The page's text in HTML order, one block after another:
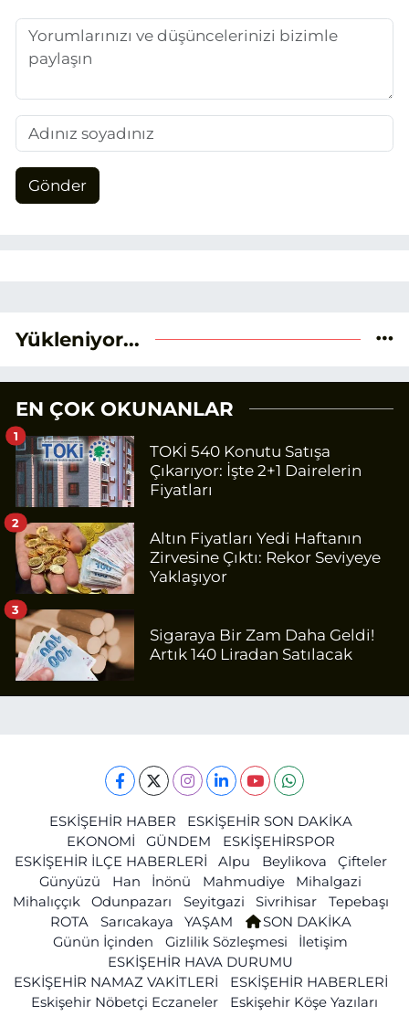
adım attım.
Gönder
Yükleniyor...
EN ÇOK OKUNANLAR
TOKİ 540 Konutu Satışa
Çıkarıyor: İşte 2+1 Dairelerin
Fiyatları
1
Altın Fiyatları Yedi Haftanın
Zirvesine Çıktı: Rekor Seviyeye
Yaklaşıyor
2
Sigaraya Bir Zam Daha Geldi!
Artık 140 Liradan Satılacak
3
ESKİŞEHİR HABER
ESKİŞEHİR SON DAKİKA
EKONOMİ
GÜNDEM
ESKİŞEHİRSPOR
ESKİŞEHİR İLÇE HABERLERİ
Alpu Beylikova
Çifteler
Günyüzü
Han İnönü Mahmudiye
Mihalgazi
Mihalıççık
Odunpazarı Seyitgazi Sivrihisar
Tepebaşı
ROTA
Sarıcakaya YAŞAM
SON DAKİKA
Günün İçinden
Gizlilik Sözleşmesi
İletişim
ESKİŞEHİR HAVA DURUMU
ESKİŞEHİR NAMAZ VAKİTLERİ
ESKİŞEHİR HABERLERİ
Eskişehir Nöbetçi Eczaneler
Eskişehir Köşe Yazıları